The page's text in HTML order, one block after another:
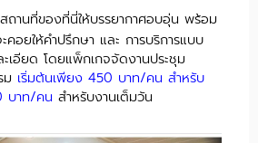
ถานที่ของที่นี่ให้บรรยากาศอบอุ่น พร้อม
อยให้คำปรึกษา และ การบริการแบบ
เอียด โดยแพ็กเกจจัดงานประชุม
ม เริ่มต้นเพียง 450 บาท/คน สำหรับ
บาท/คน สำหรับงานเต็มวัน